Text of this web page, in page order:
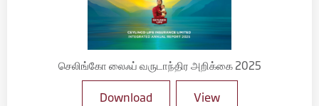
செலிங்கோ லைஃப் வருடாந்திர அறிக்கை 2025
Download View